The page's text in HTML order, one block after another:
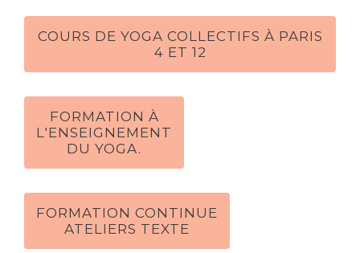
COURS DE YOGA COLLECTIFS À PARIS
4 ET 12
FORMATION À
L'ENSEIGNEMENT
DU YOGA.
FORMATION CONTINUE
ATELIERS TEXTE